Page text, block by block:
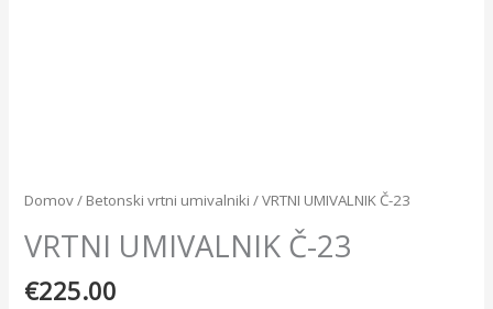
Domov/ Betonski vrtni umivalniki / VRTNI UMIVALNIK Č-23
VRTNI UMIVALNIK Č-23
€225.00